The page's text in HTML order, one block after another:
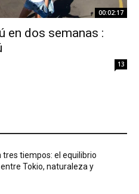
00:02:17
en dos semanas :
13
tres tiempos: el equilibrio
Tokio, naturaleza y